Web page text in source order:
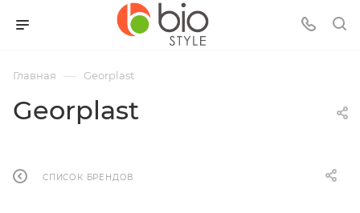
Главная — Georplast
Georplast
СПИСОК БРЕНДОВ